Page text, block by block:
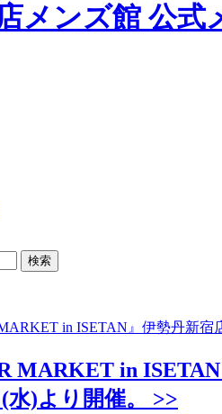
メンズ館 公式
検索
in ISETAN』伊勢丹新
MARKET in
水)より開催。 >>